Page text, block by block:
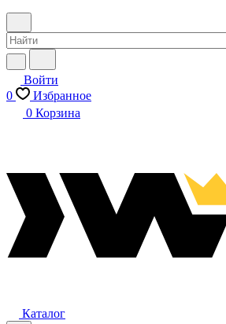
Войти
0
Избранное
0 Корзина
Каталог